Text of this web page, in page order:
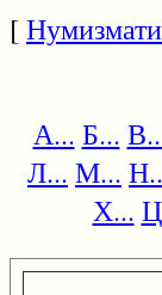
[
А... Б...
Л... М...
Х...